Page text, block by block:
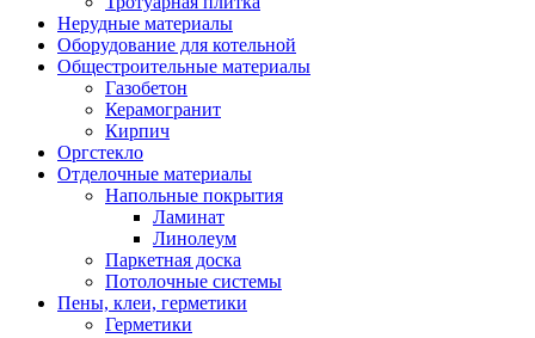
Нерудные материалы
Оборудование для котельной
Общестроительные материалы
Газобетон
Керамогранит
Кирпич
Оргстекло
Отделочные материалы
Напольные покрытия
Ламинат
Линолеум
Паркетная доска
Потолочные системы
Пены, клеи, герметики
Герметики